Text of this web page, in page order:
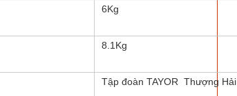
6Kg
8.1Kg
Tập đoàn TAYOR Thượng Hải